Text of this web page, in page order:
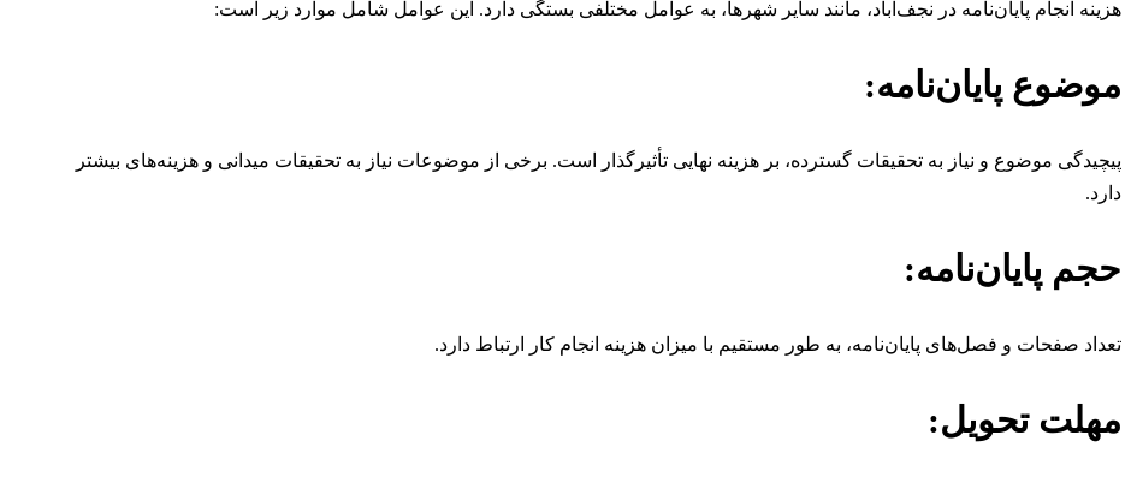
هزینه انجام پایان‌نامه در نجف‌آباد، مانند سایر شهرها، به عوامل مختلفی بستگی دارد. این عوامل شامل موارد زیر است:
موضوع پایان‌نامه:
پیچیدگی موضوع و نیاز به تحقیقات گسترده، بر هزینه نهایی تأثیرگذار است. برخی از موضوعات نیاز به تحقیقات میدانی و هزینه‌های بیشتر
دارد.
حجم پایان‌نامه:
تعداد صفحات و فصل‌های پایان‌نامه، به طور مستقیم با میزان هزینه انجام کار ارتباط دارد.
مهلت تحویل: